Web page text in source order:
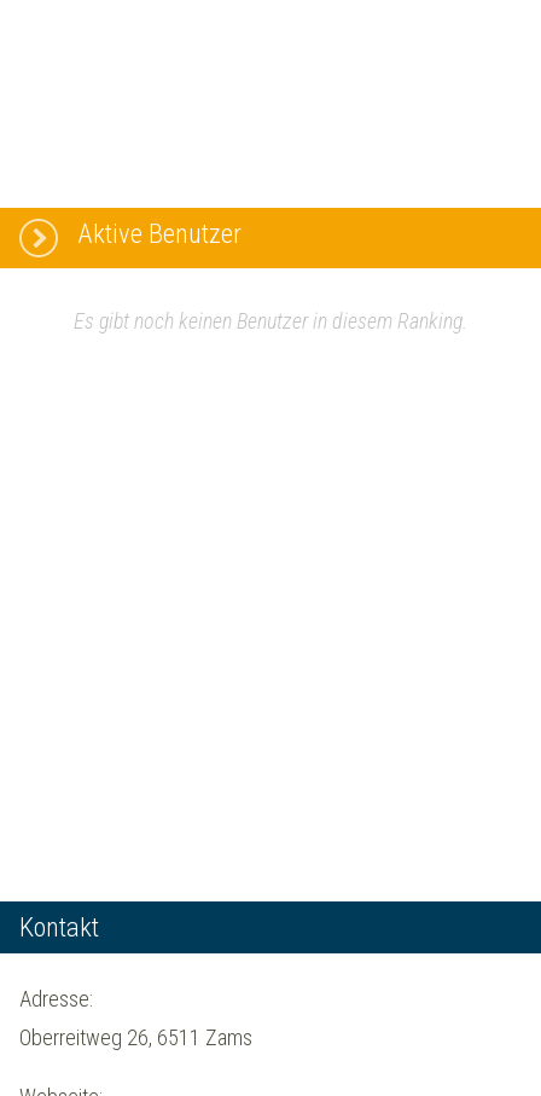
Aktive Benutzer
Es gibt noch keinen Benutzer in diesem Ranking.
Kontakt
Adresse:
Oberreitweg 26, 6511 Zams